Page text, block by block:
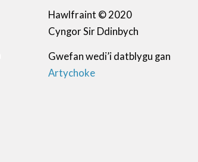
Hawlfraint © 2020
Cyngor Sir Ddinbych
Gwefan wedi’i datblygu gan
Artychoke